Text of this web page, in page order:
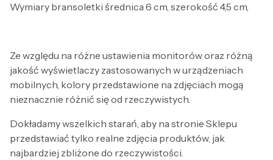
Wymiary bransoletki średnica 6 cm, szerokość 4,5 cm,
Ze względu na różne ustawienia monitorów oraz różną
jakość wyświetlaczy zastosowanych w urządzeniach
mobilnych, kolory przedstawione na zdjęciach mogą
nieznacznie różnić się od rzeczywistych.
Dokładamy wszelkich starań, aby na stronie Sklepu
przedstawiać tylko realne zdjęcia produktów, jak
najbardziej zbliżone do rzeczywistości.